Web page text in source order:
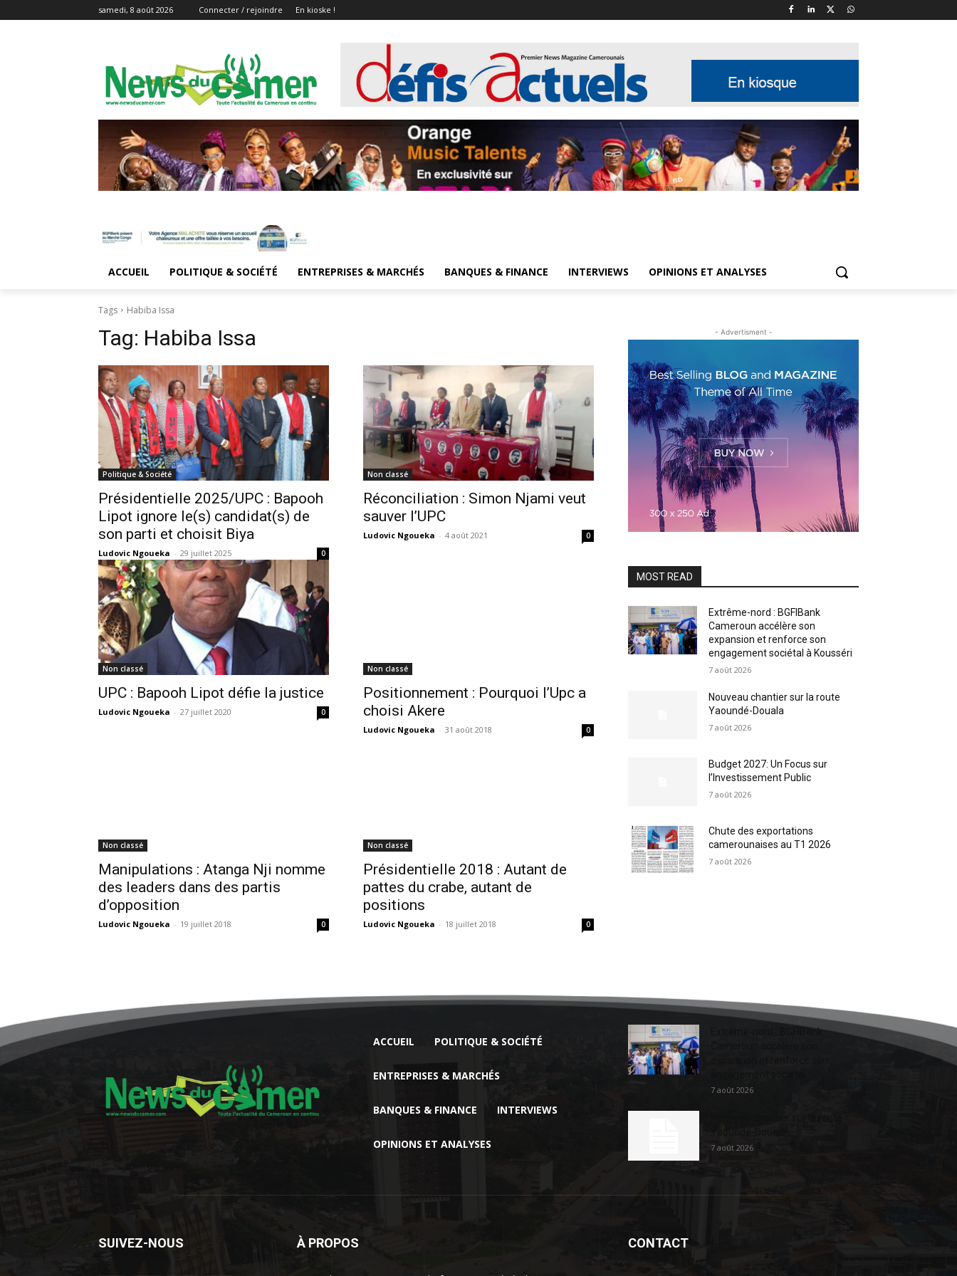
samedi, 8 août 2026 Connecter / rejoindre En kioske !
ACCUEIL POLITIQUE & SOCIÉTÉ ENTREPRISES & MARCHÉS BANQUES & FINANCE INTERVIEWS OPINIONS ET ANALYSES
Tags Habiba Issa
Tag: Habiba Issa
Politique & Société
Présidentielle 2025/UPC : Bapooh
Lipot ignore le(s) candidat(s) de
son parti et choisit Biya
Ludovic Ngoueka - 29 juillet 2025 0
Non classé
Réconciliation : Simon Njami veut
sauver l’UPC
Ludovic Ngoueka - 4 août 2021 0
Non classé
UPC : Bapooh Lipot défie la justice
Ludovic Ngoueka - 27 juillet 2020 0
Non classé
Positionnement : Pourquoi l’Upc a
choisi Akere
Ludovic Ngoueka - 31 août 2018 0
Non classé
Manipulations : Atanga Nji nomme
des leaders dans des partis
d’opposition
Ludovic Ngoueka - 19 juillet 2018 0
Non classé
Présidentielle 2018 : Autant de
pattes du crabe, autant de
positions
Ludovic Ngoueka - 18 juillet 2018 0
- Advertisment -
MOST READ
Extrême-nord : BGFIBank
Cameroun accélère son
expansion et renforce son
engagement sociétal à Kousséri
7 août 2026
Nouveau chantier sur la route
Yaoundé-Douala
7 août 2026
Budget 2027: Un Focus sur
l’Investissement Public
7 août 2026
Chute des exportations
camerounaises au T1 2026
7 août 2026
ACCUEIL POLITIQUE & SOCIÉTÉ
ENTREPRISES & MARCHÉS
BANQUES & FINANCE INTERVIEWS
OPINIONS ET ANALYSES
Extrême-nord : BGFIBank
7 août 2026
7 août 2026
SUIVEZ-NOUS À PROPOS CONTACT